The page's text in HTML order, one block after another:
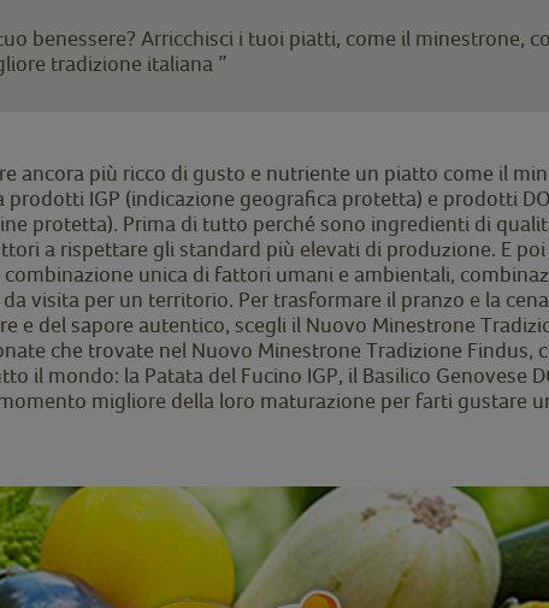
benessere? Arricchisci i tuoi piatti, come il minestrone,
tradizione italiana ”
ancora più ricco di gusto e nutriente un piatto come il
prodotti IGP (indicazione geografica protetta) e prodotti
protetta). Prima di tutto perché sono ingredienti di
a rispettare gli standard più elevati di produzione. E poi
unica di fattori umani e ambientali,
visita per un territorio. Per trasformare il pranzo e la
e del sapore autentico, scegli il Nuovo Minestrone
che trovate nel Nuovo Minestrone Tradizione Findus,
il mondo: la Patata del Fucino IGP, il Basilico Genovese
migliore della loro maturazione per farti gustare